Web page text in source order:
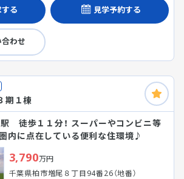
る 見学予約する
わせ
期１棟
駅 徒歩１１分！ スーパーやコンビニ等
内に点在している便利な住環境♪
3,790万円
千葉県柏市増尾８丁目94番26（地番）